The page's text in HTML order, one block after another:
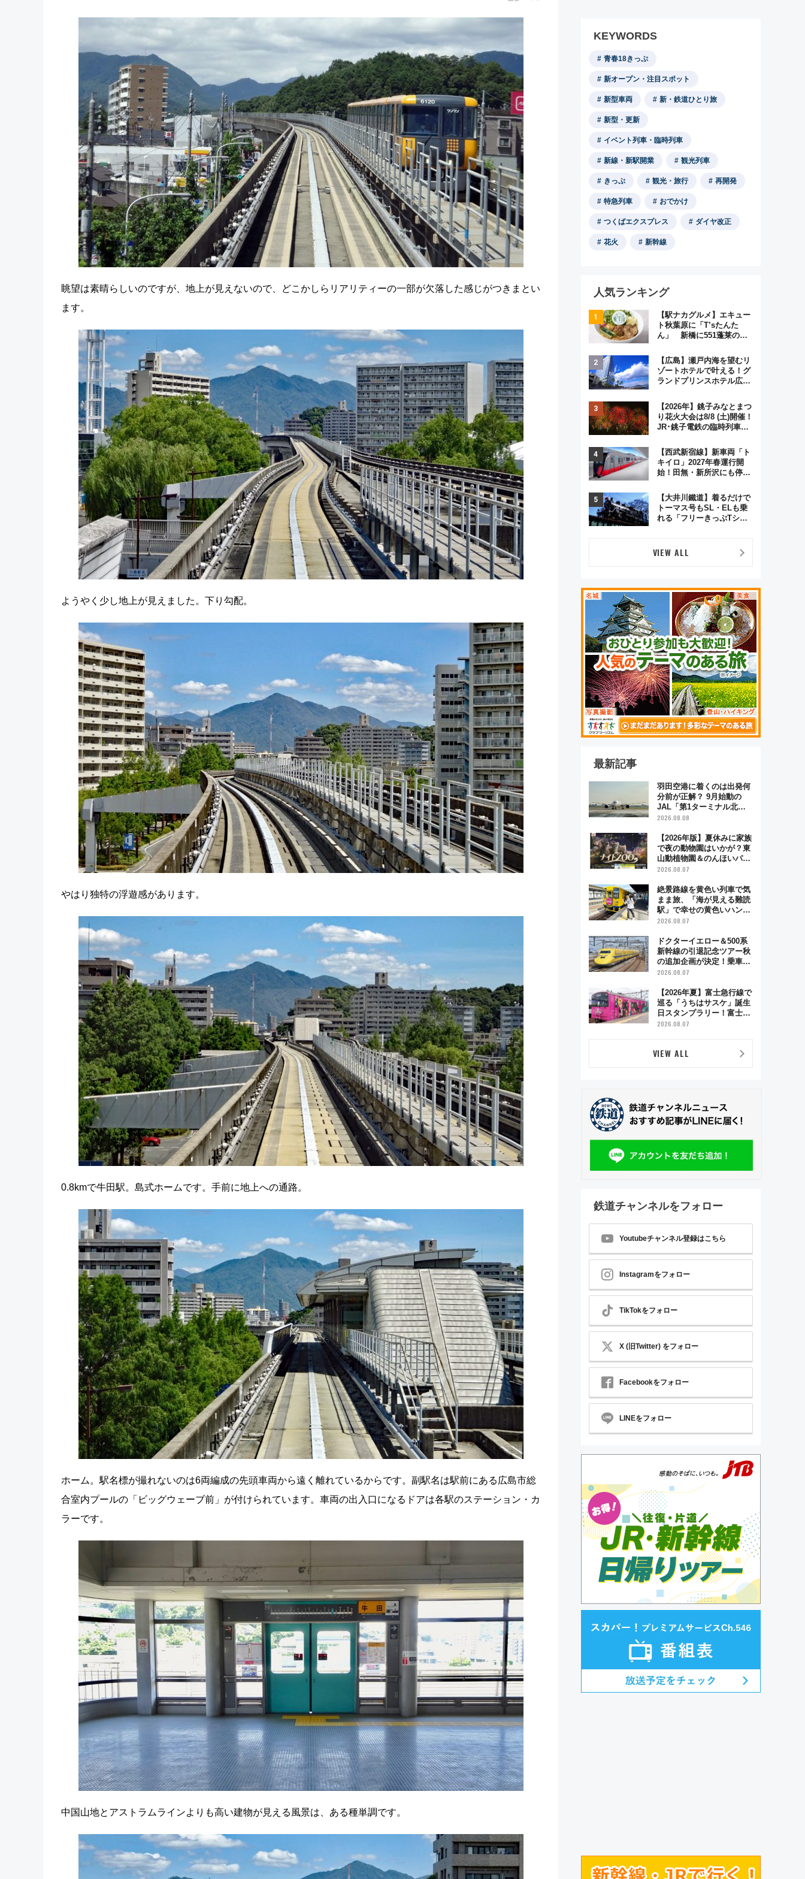
眺望は素晴らしいのですが、地上が見えないので、どこかしらリアリティーの一部が欠落した感じがつきまとい
ます。
ようやく少し地上が見えました。下り勾配。
やはり独特の浮遊感があります。
0.8kmで牛田駅。島式ホームです。手前に地上への通路。
ホーム。駅名標が撮れないのは6両編成の先頭車両から遠く離れているからです。副駅名は駅前にある広島市総
合室内プールの「ビッグウェーブ前」が付けられています。車両の出入口になるドアは各駅のステーション・カ
ラーです。
中国山地とアストラムラインよりも高い建物が見える風景は、ある種単調です。
KEYWORDS
青春18きっぷ
新オープン・注目スポット
新型車両 新・鉄道ひとり旅
新型・更新
イベント列車・臨時列車
新線・新駅開業 観光列車
きっぷ 観光・旅行 再開発
特急列車 おでかけ
つくばエクスプレス ダイヤ改正
花火 新幹線
人気ランキング
【駅ナカグルメ】エキュー
ト秋葉原に「T’sたんた
ん」 新橋に551蓬莱の
オムライス専門店「肉とた
まご」新グルメ続々登場！
【2026年8月】
【広島】瀬戸内海を望むリ
ゾートホテルで叶える！グ
ランドプリンスホテル広島
ジュアルパーティープラン
【2026年】銚子みなとまつ
り花火大会は8/8 (土)開催！
JR･銚子電鉄の臨時列車や
く8,000発の大迫力＆屋台
を満喫
【西武新宿線】新車両「ト
キイロ」2027年春運行開
始！田無・新所沢にも停
弾」も
【大井川鐵道】着るだけで
トーマス号もSL・ELも乗
れる「フリーきっぷTシャ
VIEW ALL
最新記事
羽田空港に着くのは出発何
分前が正解？ 9月始動の
JAL「第1ターミナル北側
サテライト」は徒歩1キロ
点まとめ
2026.08.08
【2026年版】夏休みに家族
で夜の動物園はいかが？東
山動植物園＆のんほいパー
ク「ナイトZOO」開催情報
2026.08.07
絶景路線を黄色い列車で気
まま旅、「海が見える難読
駅」で幸せの黄色いハンカ
チに願いを 「新・鉄道ひ
「島原鉄道」
2026.08.07
ドクターイエロー＆500系
新幹線の引退記念ツアー秋
の追加企画が決定！乗車体
験やグッズ・ホテル情報ま
2026.08.07
【2026年夏】富士急行線で
巡る「うちはサスケ」誕生
日スタンプラリー！富士急
ハイランド限定グルメ＆グ
2026.08.07
VIEW ALL
鉄道チャンネルをフォロー
Youtubeチャンネル登録はこちら
Instagramをフォロー
TikTokをフォロー
X (旧Twitter) をフォロー
Facebookをフォロー
LINEをフォロー